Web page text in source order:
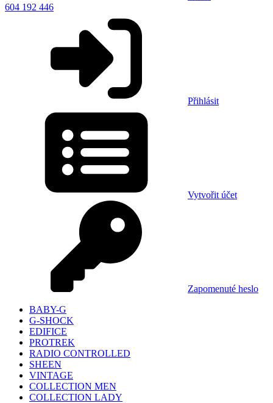
604 192 446
Přihlásit
Vytvořit účet
Zapomenuté heslo
BABY-G
G-SHOCK
EDIFICE
PROTREK
RADIO CONTROLLED
SHEEN
VINTAGE
COLLECTION MEN
COLLECTION LADY